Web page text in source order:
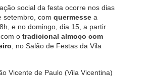
social da festa ocorre nos dias
setembro, com quermesse a
e no domingo, dia 15, a partir
o tradicional almoço com
, no Salão de Festas da Vila
Vicente de Paulo (Vila Vicentina)